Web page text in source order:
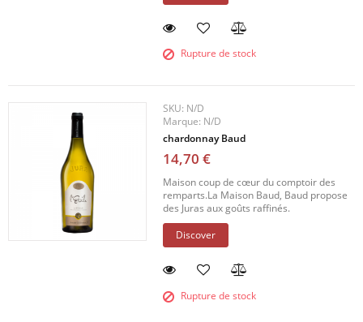
Rupture de stock
SKU: N/D
Marque: N/D
chardonnay Baud
14,70 €
Maison coup de cœur du comptoir des
remparts.La Maison Baud, Baud propose
des Juras aux goûts raffinés.
Discover
Rupture de stock